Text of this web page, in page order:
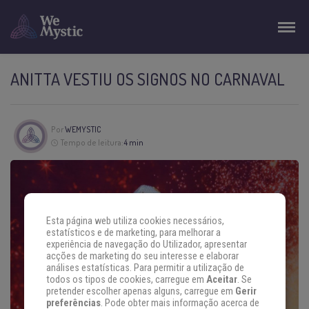
ANITTA VESTIU OS SIGNOS NO CARNAVAL
PorWEMYSTIC
Tempo de leitura:4 min
Esta página web utiliza cookies necessários,
estatísticos e de marketing, para melhorar a
experiência de navegação do Utilizador, apresentar
acções de marketing do seu interesse e elaborar
análises estatísticas. Para permitir a utilização de
todos os tipos de cookies, carregue em Aceitar. Se
pretender escolher apenas alguns, carregue em Gerir
preferências. Pode obter mais informação acerca de